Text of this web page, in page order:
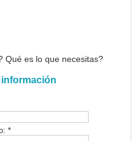
Qué es lo que necesitas?
*